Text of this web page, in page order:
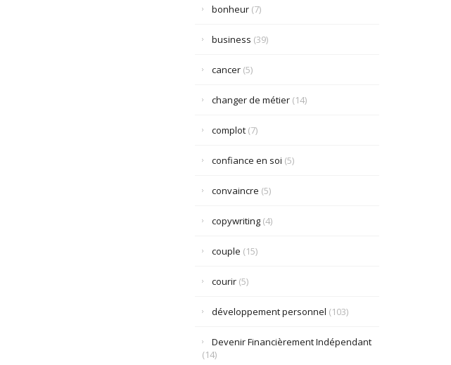
bonheur(7)
business (39)
cancer(5)
changer de métier(14)
complot(7)
confiance en soi (5)
convaincre (5)
copywriting(4)
couple (15)
courir(5)
développement personnel (103)
Devenir Financièrement Indépendant
(14)